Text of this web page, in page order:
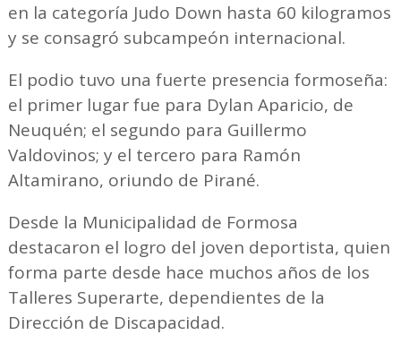
en la categoría Judo Down hasta 60 kilogramos
y se consagró subcampeón internacional.
El podio tuvo una fuerte presencia formoseña:
el primer lugar fue para Dylan Aparicio, de
Neuquén; el segundo para Guillermo
Valdovinos; y el tercero para Ramón
Altamirano, oriundo de Pirané.
Desde la Municipalidad de Formosa
destacaron el logro del joven deportista, quien
forma parte desde hace muchos años de los
Talleres Superarte, dependientes de la
Dirección de Discapacidad.